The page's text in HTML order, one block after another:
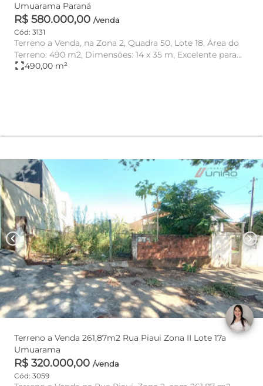
Umuarama Paraná
R$ 580.000,00 /venda
Cód: 3131
Terreno a Venda, na Zona 2, Quadra 50, Lote 18, Área do
Terreno: 490 m2, Dimensões: 14 x 35 m, Excelente para
Construção...
fullscreen490,00 m²
chevron_left chevron_right
Terreno a Venda 261,87m2 Rua Piaui Zona II Lote 17a
Umuarama
R$ 320.000,00 /venda
Cód: 3059